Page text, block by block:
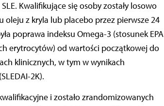
Kwalifikujące się osoby zostały losowo
z kryla lub placebo przez pierwsze 24
poprawa indeksu Omega-3 (stosunek EPA
erytrocytów) od wartości początkowej do
klinicznych, w tym w wynikach
2K).
i zostało zrandomizowanych